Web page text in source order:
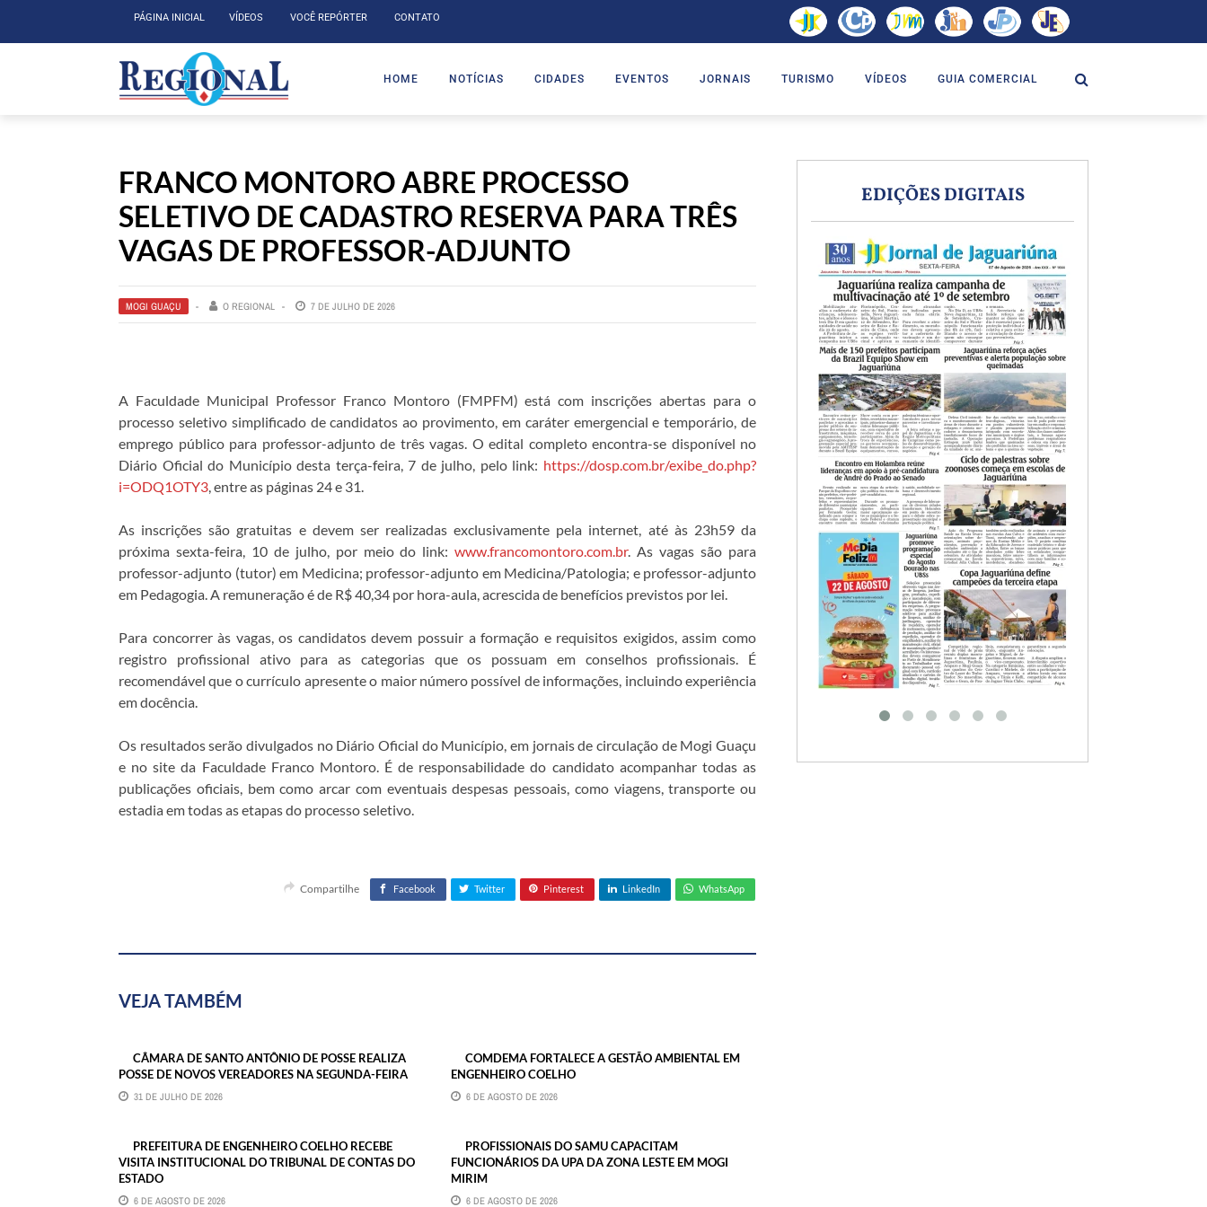
PÁGINA INICIAL VÍDEOS VOCÊ REPÓRTER CONTATO
HOME NOTÍCIAS CIDADES EVENTOS JORNAIS TURISMO VÍDEOS GUIA COMERCIAL
FRANCO MONTORO ABRE PROCESSO
SELETIVO DE CADASTRO RESERVA PARA TRÊS
VAGAS DE PROFESSOR-ADJUNTO
MOGI GUAÇU O REGIONAL 7 DE JULHO DE 2026
A Faculdade Municipal Professor Franco Montoro (FMPFM) está com inscrições abertas para o
processo seletivo simplificado de candidatos ao provimento, em caráter emergencial e temporário, de
emprego público para professor-adjunto de três vagas. O edital completo encontra-se disponível no
Diário Oficial do Município desta terça-feira, 7 de julho, pelo link: https://dosp.com.br/exibe_do.php?
i=ODQ1OTY3, entre as páginas 24 e 31.
As inscrições são gratuitas e devem ser realizadas exclusivamente pela internet, até às 23h59 da
próxima sexta-feira, 10 de julho, por meio do link:www.francomontoro.com.br. As vagas são para
professor-adjunto (tutor) em Medicina; professor-adjunto em Medicina/Patologia; e professor-adjunto
em Pedagogia. A remuneração é de R$ 40,34 por hora-aula, acrescida de benefícios previstos por lei.
Para concorrer às vagas, os candidatos devem possuir a formação e requisitos exigidos, assim como
registro profissional ativo para as categorias que os possuam em conselhos profissionais. É
recomendável que o currículo apresente o maior número possível de informações, incluindo experiência
em docência.
Os resultados serão divulgados no Diário Oficial do Município, em jornais de circulação de Mogi Guaçu
e no site da Faculdade Franco Montoro. É de responsabilidade do candidato acompanhar todas as
publicações oficiais, bem como arcar com eventuais despesas pessoais, como viagens, transporte ou
estadia em todas as etapas do processo seletivo.
Compartilhe Facebook Twitter Pinterest LinkedIn WhatsApp
VEJA TAMBÉM
CÂMARA DE SANTO ANTÔNIO DE POSSE REALIZA
POSSE DE NOVOS VEREADORES NA SEGUNDA-FEIRA
31 DE JULHO DE 2026
COMDEMA FORTALECE A GESTÃO AMBIENTAL EM
ENGENHEIRO COELHO
6 DE AGOSTO DE 2026
PREFEITURA DE ENGENHEIRO COELHO RECEBE
VISITA INSTITUCIONAL DO TRIBUNAL DE CONTAS DO
ESTADO
6 DE AGOSTO DE 2026
PROFISSIONAIS DO SAMU CAPACITAM
FUNCIONÁRIOS DA UPA DA ZONA LESTE EM MOGI
MIRIM
6 DE AGOSTO DE 2026
EDIÇÕES DIGITAIS